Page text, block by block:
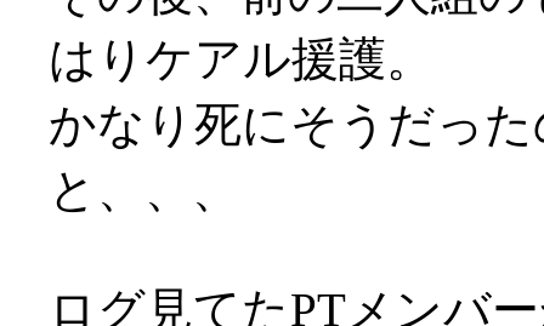
はりケアル援護。
かなり死にそうだっ
と、、、
ログ見てたPTメンバ